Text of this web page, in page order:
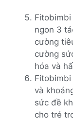
ngon 3
cường
cường
hóa và
và
sức đề
cho trẻ